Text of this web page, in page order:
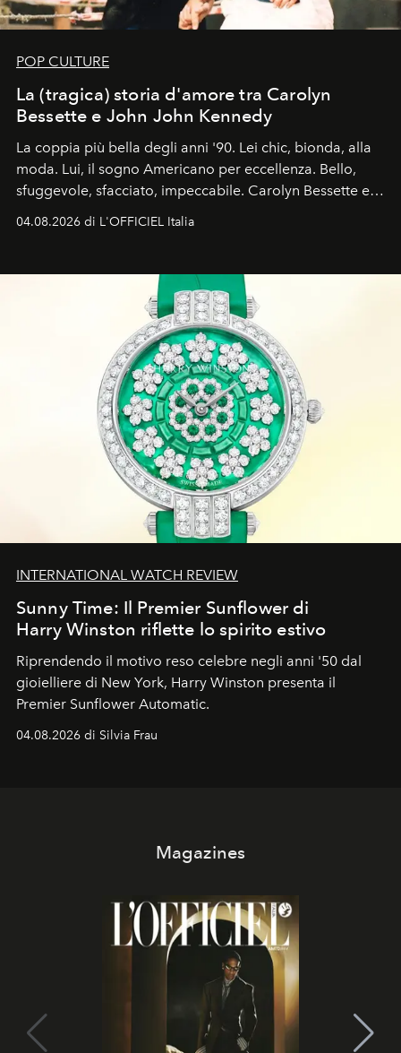
POP CULTURE
La (tragica) storia d'amore tra Carolyn
Bessette e John John Kennedy
La coppia più bella degli anni '90. Lei chic, bionda, alla
moda. Lui, il sogno Americano per eccellenza. Bello,
sfuggevole, sfacciato, impeccabile. Carolyn Bessette e
John John Kennedy sono i protagonisti della storia
04.08.2026 di L'OFFICIEL Italia
INTERNATIONAL WATCH REVIEW
Sunny Time: Il Premier Sunflower di
Harry Winston riflette lo spirito estivo
Riprendendo il motivo reso celebre negli anni '50 dal
gioielliere di New York, Harry Winston presenta il
Premier Sunflower Automatic.
04.08.2026 di Silvia Frau
Magazines